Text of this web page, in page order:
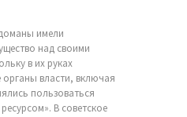
имели
над своими
в их руках
власти, включая
пользоваться
В советское